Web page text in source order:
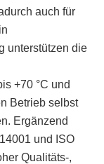
auch für
unterstützen die
+70 °C und
Betrieb selbst
Ergänzend
und ISO
Qualitäts-,